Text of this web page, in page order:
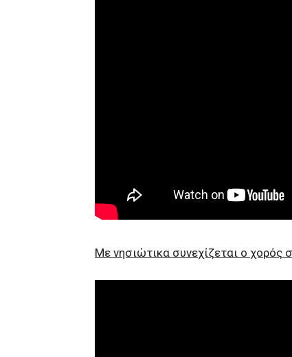
Με νησιώτικα συνεχίζεται ο